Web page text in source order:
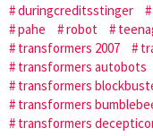
duringcreditsstinger
pahe
robot
transformers 2007
transformers autobots
transformers
transformers
transformers